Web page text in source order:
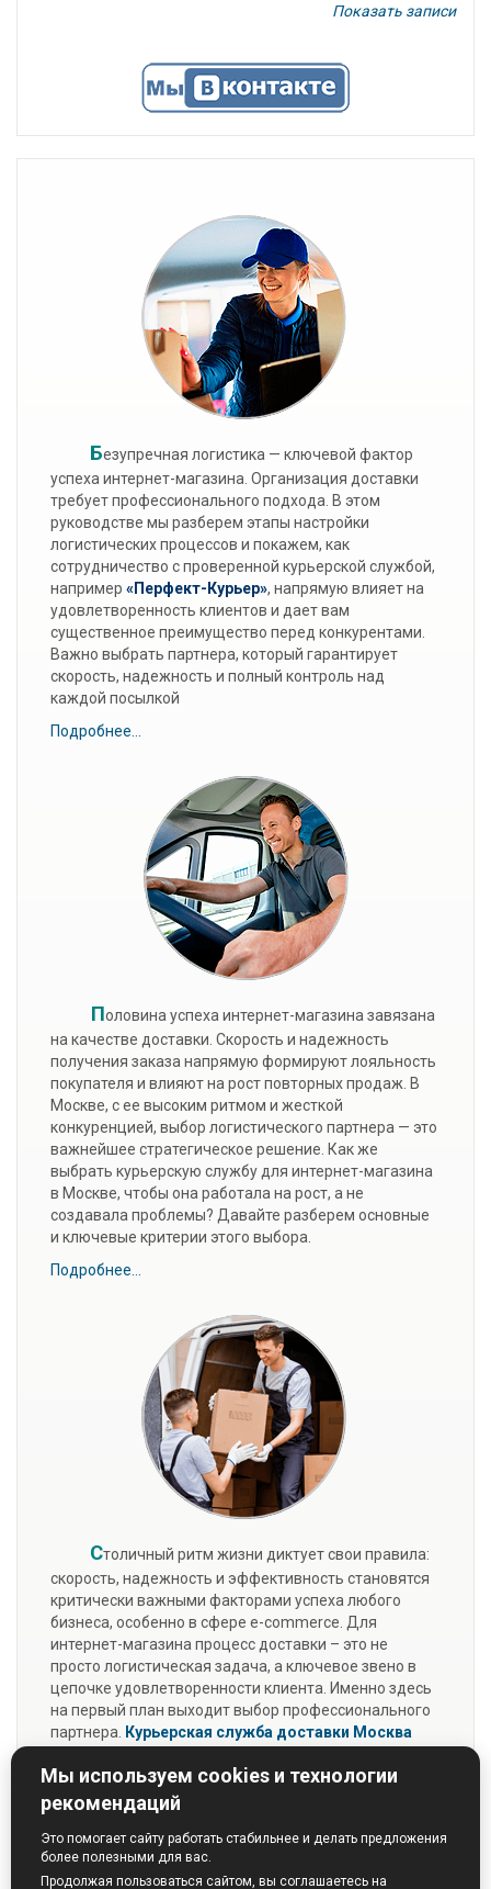
Мы используем cookies и технологии
рекомендаций
Это помогает сайту работать стабильнее и делать предложения
более полезными для вас.
Продолжая пользоваться сайтом, вы соглашаетесь на
Показать записи
Безупречная логистика — ключевой фактор
успеха интернет-магазина. Организация доставки
требует профессионального подхода. В этом
руководстве мы разберем этапы настройки
логистических процессов и покажем, как
сотрудничество с проверенной курьерской службой,
например «Перфект-Курьер», напрямую влияет на
удовлетворенность клиентов и дает вам
существенное преимущество перед конкурентами.
Важно выбрать партнера, который гарантирует
скорость, надежность и полный контроль над
каждой посылкой
Подробнее...
Половина успеха интернет-магазина завязана
на качестве доставки. Скорость и надежность
получения заказа напрямую формируют лояльность
покупателя и влияют на рост повторных продаж. В
Москве, с ее высоким ритмом и жесткой
конкуренцией, выбор логистического партнера — это
важнейшее стратегическое решение. Как же
выбрать курьерскую службу для интернет-магазина
в Москве, чтобы она работала на рост, а не
создавала проблемы? Давайте разберем основные
и ключевые критерии этого выбора.
Подробнее...
Столичный ритм жизни диктует свои правила:
скорость, надежность и эффективность становятся
критически важными факторами успеха любого
бизнеса, особенно в сфере e-commerce. Для
интернет-магазина процесс доставки – это не
просто логистическая задача, а ключевое звено в
цепочке удовлетворенности клиента. Именно здесь
на первый план выходит выбор профессионального
партнера.
Курьерская служба доставки Москва
услуги, а полноценную экосистему для развития
вашей интернет-торговли.